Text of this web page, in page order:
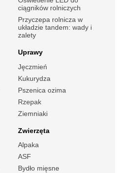
ciągników rolniczych
Przyczepa rolnicza w
układzie tandem: wady i
zalety
Uprawy
Jęczmień
Kukurydza
Pszenica ozima
Rzepak
Ziemniaki
Zwierzęta
Alpaka
ASF
Bydło mięsne